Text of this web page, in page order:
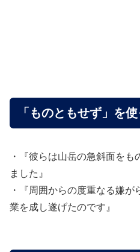
「ものともせず」を
・『彼らは山岳の急斜面を
ました』
・『周囲からの度重なる嫌
業を成し遂げたのです』